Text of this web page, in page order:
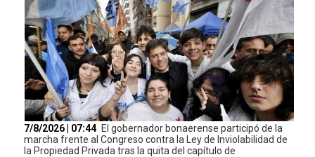
7/8/2026 | 07:44 El gobernador bonaerense participó de la
marcha frente al Congreso contra la Ley de Inviolabilidad de
la Propiedad Privada tras la quita del capítulo de